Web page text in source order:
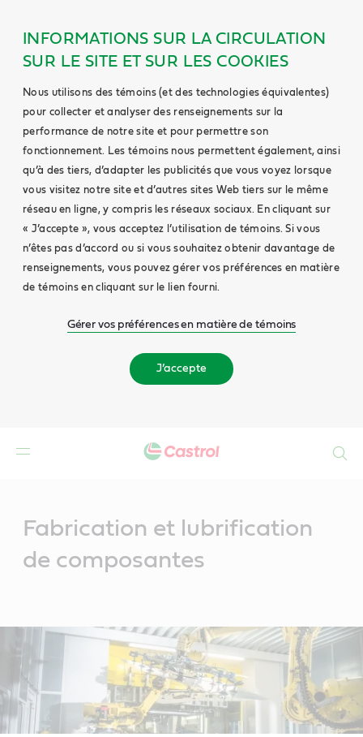
INFORMATIONS SUR LA CIRCULATION
SUR LE SITE ET SUR LES COOKIES
Nous utilisons des témoins (et des technologies équivalentes)
pour collecter et analyser des renseignements sur la
performance de notre site et pour permettre son
fonctionnement. Les témoins nous permettent également, ainsi
qu’à des tiers, d’adapter les publicités que vous voyez lorsque
vous visitez notre site et d’autres sites Web tiers sur le même
réseau en ligne, y compris les réseaux sociaux. En cliquant sur
« J’accepte », vous acceptez l’utilisation de témoins. Si vous
n’êtes pas d’accord ou si vous souhaitez obtenir davantage de
renseignements, vous pouvez gérer vos préférences en matière
de témoins en cliquant sur le lien fourni.
Gérer vos préférences en matière de témoins
J’accepte
Fabrication et lubrification
de composantes